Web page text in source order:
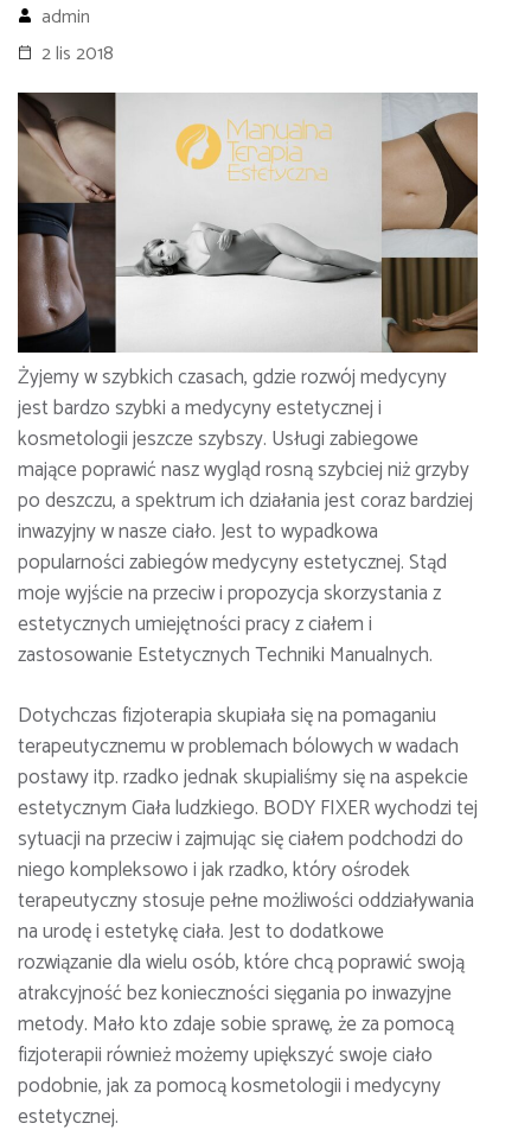
admin
2 lis 2018
Żyjemy w szybkich czasach, gdzie rozwój medycyny
jest bardzo szybki a medycyny estetycznej i
kosmetologii jeszcze szybszy. Usługi zabiegowe
mające poprawić nasz wygląd rosną szybciej niż grzyby
po deszczu, a spektrum ich działania jest coraz bardziej
inwazyjny w nasze ciało. Jest to wypadkowa
popularności zabiegów medycyny estetycznej. Stąd
moje wyjście na przeciw i propozycja skorzystania z
estetycznych umiejętności pracy z ciałem i
zastosowanie Estetycznych Techniki Manualnych.
Dotychczas fizjoterapia skupiała się na pomaganiu
terapeutycznemu w problemach bólowych w wadach
postawy itp. rzadko jednak skupialiśmy się na aspekcie
estetycznym Ciała ludzkiego. BODY FIXER wychodzi tej
sytuacji na przeciw i zajmując się ciałem podchodzi do
niego kompleksowo i jak rzadko, który ośrodek
terapeutyczny stosuje pełne możliwości oddziaływania
na urodę i estetykę ciała. Jest to dodatkowe
rozwiązanie dla wielu osób, które chcą poprawić swoją
atrakcyjność bez konieczności sięgania po inwazyjne
metody. Mało kto zdaje sobie sprawę, że za pomocą
fizjoterapii również możemy upiększyć swoje ciało
podobnie, jak za pomocą kosmetologii i medycyny
estetycznej.